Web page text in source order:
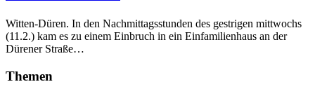
Witten-Düren. In den Nachmittagsstunden des gestrigen mittwochs
(11.2.) kam es zu einem Einbruch in ein Einfamilienhaus an der
Dürener Straße…
Themen